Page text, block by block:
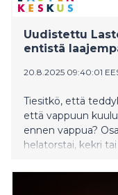
Uudistettu
entistä
20.8.2025 09:40:01
Tiesitkö, että
että vappuun
ennen vappua?
helatorstai, kekri